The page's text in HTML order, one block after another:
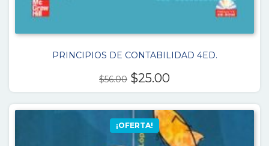
PRINCIPIOS DE CONTABILIDAD 4ED.
$56.00 El
precio
original
era:
$56.00.
$25.00
precio
actual
es:
$25.00.
¡OFERTA!